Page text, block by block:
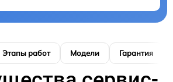
Этапы работ Модели Гарантия